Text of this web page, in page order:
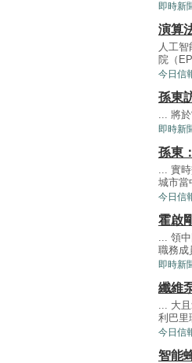
即時新
演算
人工
院（
今日信
孫東
... 將
即時新
孫東
... 實
城市當
今日信
霍啟
... 領
職務成
即時新
纖維
... 大
利巴里
今日信
智能